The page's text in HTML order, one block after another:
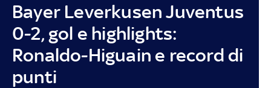
Bayer Leverkusen Juventus
0-2, gol e highlights:
Ronaldo-Higuain e record di
punti